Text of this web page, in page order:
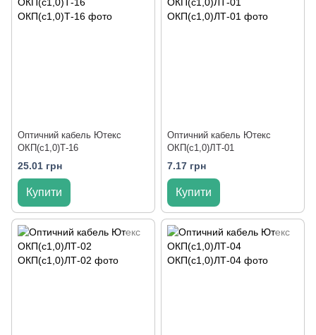
Оптичний кабель Ютекс
ОКП(с1,0)Т-16
25.01 грн
Купити
Оптичний кабель Ютекс
ОКП(с1,0)ЛТ-01
7.17 грн
Купити